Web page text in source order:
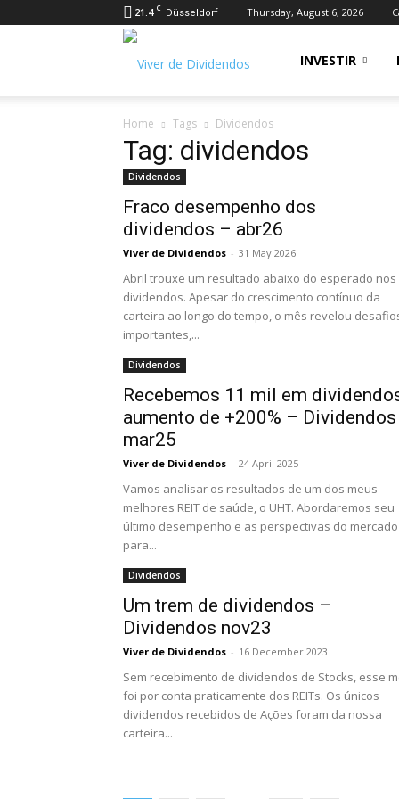
21.4 C Düsseldorf Thursday, August 6, 2026
de
Dividendos
INVESTIR
Home Tags Dividendos
Tag: dividendos
Dividendos
Fraco desempenho dos
dividendos – abr26
Viver de Dividendos - 31 May 2026
Abril trouxe um resultado abaixo do esperado nos
dividendos. Apesar do crescimento contínuo da
carteira ao longo do tempo, o mês revelou
importantes,...
Dividendos
Recebemos 11 mil em
aumento de +200% – Dividendos
mar25
Viver de Dividendos - 24 April 2025
Vamos analisar os resultados de um dos meus
melhores REIT de saúde, o UHT. Abordaremos seu
último desempenho e as perspectivas do mercado
para...
Dividendos
Um trem de dividendos –
Dividendos nov23
Viver de Dividendos - 16 December 2023
Sem recebimento de dividendos de Stocks, esse
foi por conta praticamente dos REITs. Os únicos
dividendos recebidos de Ações foram da nossa
carteira...